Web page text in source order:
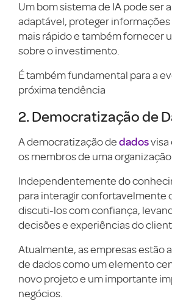
Um bom sistema de IA pode ser
adaptável, proteger informações
mais rápido e também fornecer
sobre o investimento.
É também fundamental para a
próxima tendência
2. Democratização de
A democratização de dadosvisa
os membros de uma
Independentemente do
para interagir confortavelmente
discuti-los com confiança,
decisões e experiências do
Atualmente, as empresas estão
de dados como um elemento
novo projeto e um importante
negócios.